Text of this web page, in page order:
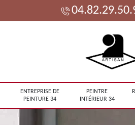
ENTREPRISE DE
PEINTURE 34
PEINTRE
INTÉRIEUR 34